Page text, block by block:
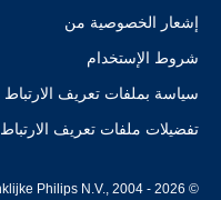
إشعار الخصوصية من
شروط الإستخدام
سياسة بملفات تعريف الارتباط
تفضيلات ملفات تعريف الارتباط
© Koninklijke Philips N.V., 2004 - 2026. كل الحقوق محفوظة.